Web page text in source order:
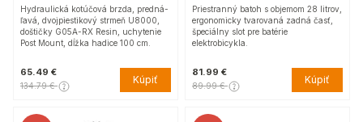
Hydraulická kotúčová brzda, predná-
ľavá, dvojpiestikový strmeň U8000,
doštičky G05A-RX Resin, uchytenie
Post Mount, dĺžka hadice 100 cm.
65.49 €
134.79 € Kúpiť
Priestranný batoh s objemom 28 litrov,
ergonomicky tvarovaná zadná časť,
špeciálny slot pre batérie
elektrobicykla.
81.99 €
89.99 € Kúpiť